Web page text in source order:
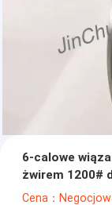
6-calowe
żwirem 1200#
Cena：